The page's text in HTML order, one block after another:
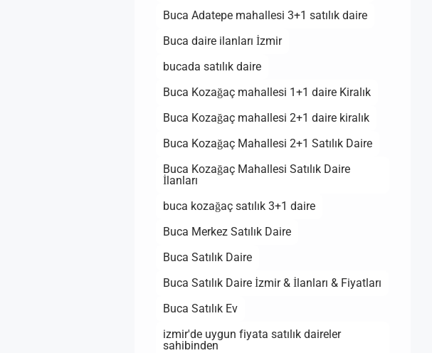
Buca Adatepe mahallesi 3+1 satılık daire
Buca daire ilanları İzmir
bucada satılık daire
Buca Kozağaç mahallesi 1+1 daire Kiralık
Buca Kozağaç mahallesi 2+1 daire kiralık
Buca Kozağaç Mahallesi 2+1 Satılık Daire
Buca Kozağaç Mahallesi Satılık Daire
İlanları
buca kozağaç satılık 3+1 daire
Buca Merkez Satılık Daire
Buca Satılık Daire
Buca Satılık Daire İzmir & İlanları & Fiyatları
Buca Satılık Ev
izmir'de uygun fiyata satılık daireler
sahibinden